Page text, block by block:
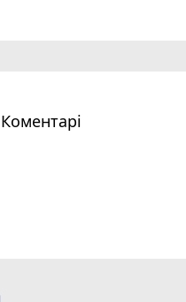
Коментарі